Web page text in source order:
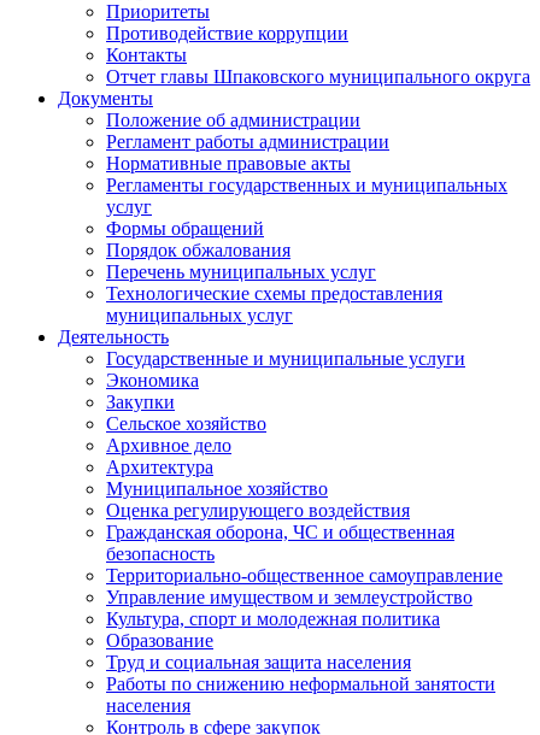
Приоритеты
Противодействие коррупции
Контакты
Отчет главы Шпаковского муниципального округа
Документы
Положение об администрации
Регламент работы администрации
Нормативные правовые акты
Регламенты государственных и муниципальных
услуг
Формы обращений
Порядок обжалования
Перечень муниципальных услуг
Технологические схемы предоставления
муниципальных услуг
Деятельность
Государственные и муниципальные услуги
Экономика
Закупки
Сельское хозяйство
Архивное дело
Архитектура
Муниципальное хозяйство
Оценка регулирующего воздействия
Гражданская оборона, ЧС и общественная
безопасность
Территориально-общественное самоуправление
Управление имуществом и землеустройство
Культура, спорт и молодежная политика
Образование
Труд и социальная защита населения
Работы по снижению неформальной занятости
населения
Контроль в сфере закупок